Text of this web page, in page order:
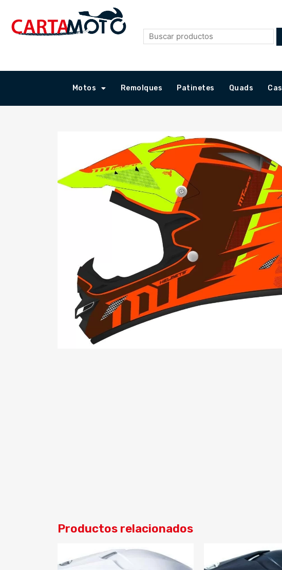
contenido
Motos Remolques Patinetes Quads
Productos relacionados